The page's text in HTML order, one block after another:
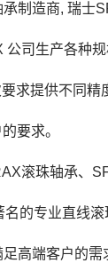
制造商, 瑞士
司生产各种
求提供不同精
要求。
滚珠轴承、
的专业直线
高端客户的需